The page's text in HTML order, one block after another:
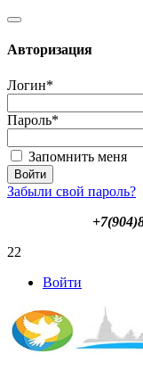
Авторизация
Логин*
Пароль*
Запомнить меня
Забыли свой пароль?
22
Войти